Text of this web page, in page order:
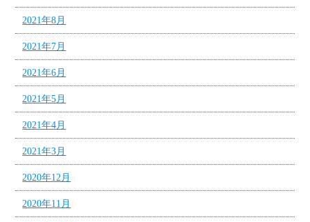
2021年8月
2021年7月
2021年6月
2021年5月
2021年4月
2021年3月
2020年12月
2020年11月